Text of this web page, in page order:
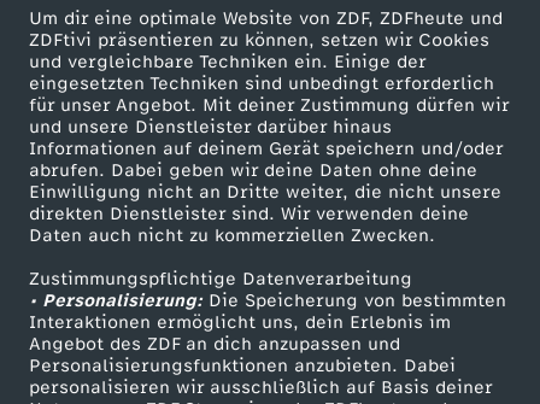
Um dir eine optimale Website von ZDF, ZDFheute und
ZDFtivi präsentieren zu können, setzen wir Cookies
und vergleichbare Techniken ein. Einige der
eingesetzten Techniken sind unbedingt erforderlich
für unser Angebot. Mit deiner Zustimmung dürfen wir
und unsere Dienstleister darüber hinaus
Informationen auf deinem Gerät speichern und/oder
abrufen. Dabei geben wir deine Daten ohne deine
Einwilligung nicht an Dritte weiter, die nicht unsere
direkten Dienstleister sind. Wir verwenden deine
Daten auch nicht zu kommerziellen Zwecken.
Zustimmungspflichtige Datenverarbeitung
• Personalisierung:Die Speicherung von bestimmten
Interaktionen ermöglicht uns, dein Erlebnis im
Angebot des ZDF an dich anzupassen und
Personalisierungsfunktionen anzubieten. Dabei
personalisieren wir ausschließlich auf Basis deiner
s
S
i
c
h
e
r
Mehr ZDF
ZDF-Apps
Smart TV
ZDFtext
Livestreams
Sendungen A-Z
TV-Programm
Service
ZDFmitreden
Kontakt zum ZDF
Tickets
Zuschauerservice
Hilfe